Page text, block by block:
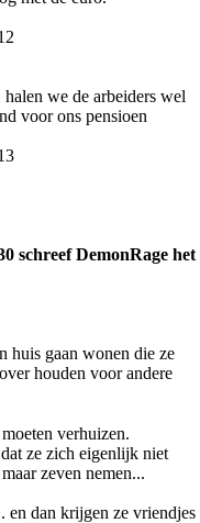
we de arbeiders wel
voor ons pensioen
schreef DemonRage het
huis gaan wonen die ze
houden voor andere
verhuizen.
ze zich eigenlijk niet
zeven nemen...
en dan krijgen ze vriendjes